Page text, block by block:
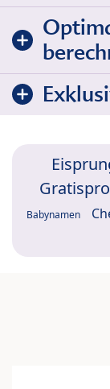
Babynamen